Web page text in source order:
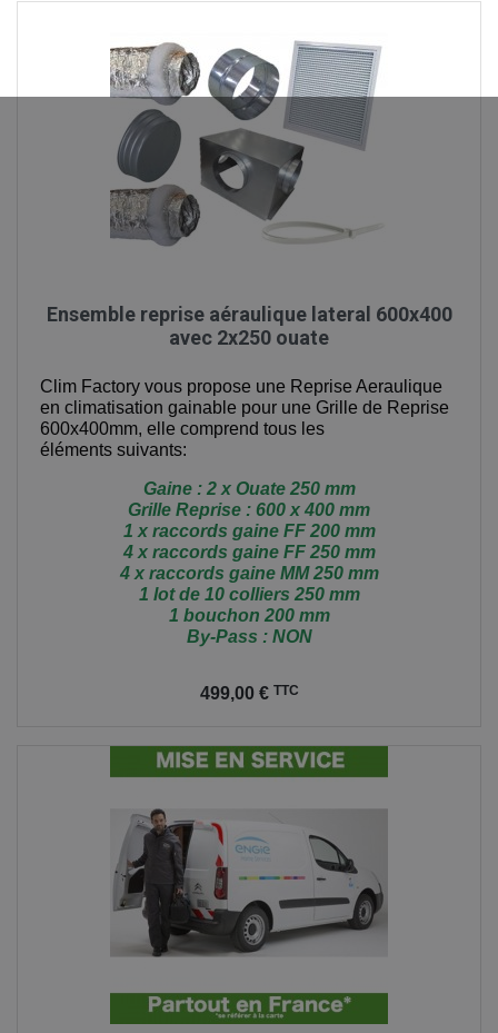
Ensemble reprise aéraulique lateral 600x400
avec 2x250 ouate
Clim Factory vous propose une Reprise Aeraulique
en climatisation gainable pour une Grille de Reprise
600x400mm, elle comprend tous les
éléments suivants:
Gaine : 2 x Ouate 250 mm
Grille Reprise : 600 x 400 mm
1 x raccords gaine FF 200 mm
4 x raccords gaine FF 250 mm
4 x raccords gaine MM 250 mm
1 lot de 10 colliers 250 mm
1 bouchon 200 mm
By-Pass : NON
499,00 € TTC